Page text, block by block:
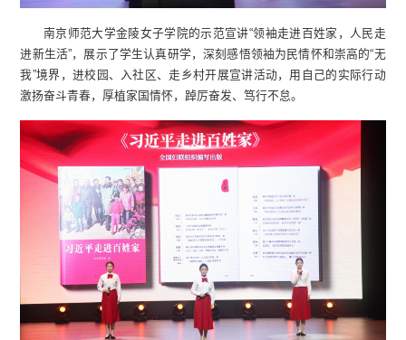
南京师范大学金陵女子学院的示范宣讲“领袖走进百姓家，人民走
进新生活”，展示了学生认真研学，深刻感悟领袖为民情怀和崇高的“无
我”境界，进校园、入社区、走乡村开展宣讲活动，用自己的实际行动
激扬奋斗青春，厚植家国情怀，踔厉奋发、笃行不怠。